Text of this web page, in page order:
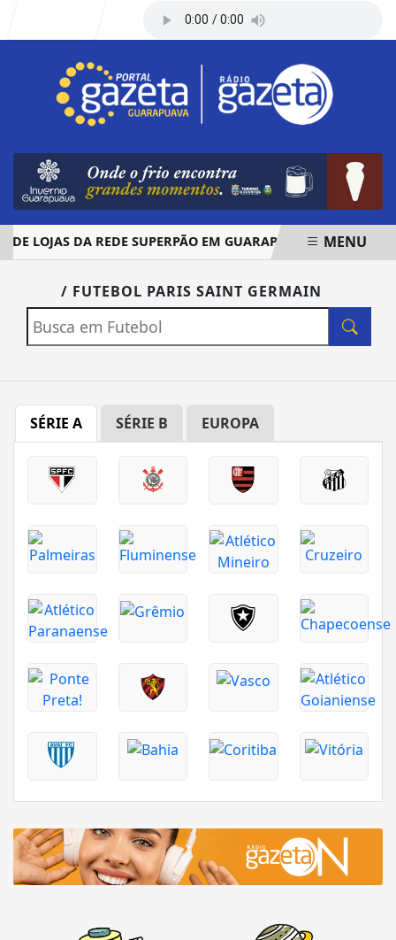
LOJAS DA REDE SUPERPÃO EM GUARAPUAVA E PALMAS
MENU
/ FUTEBOL PARIS SAINT GERMAIN
SÉRIE A SÉRIE B EUROPA